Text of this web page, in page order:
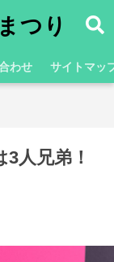
つり
わせ サイトマッ
人兄弟！